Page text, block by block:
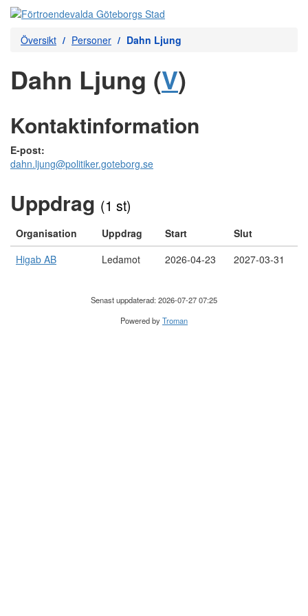
Översikt Personer Dahn Ljung
Dahn Ljung (V)
Kontaktinformation
E-post:
dahn.ljung@politiker.goteborg.se
Uppdrag (1 st)
Organisation Uppdrag Start
Slut
Higab AB
Ledamot 2026-04-23 2027-03-31
Senast uppdaterad: 2026-07-27 07:25
Powered byTroman